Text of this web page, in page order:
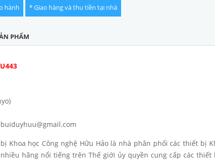
hành * Giao hàng và thu tiền tại nhà
PHẨM
Khoa học Công nghệ Hữu Hảo là nhà phân phối các thiết bị
hãng nổi tiếng trên Thế giới ủy quyền cung cấp các thiết